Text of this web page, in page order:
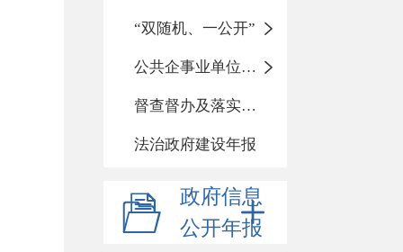
“双随机、一公开”
公共企事业单位信息公开
督查督办及落实整改情况
法治政府建设年报
政府信息
公开年报